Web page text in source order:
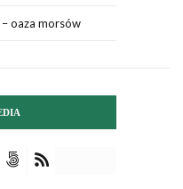
– oaza morsów